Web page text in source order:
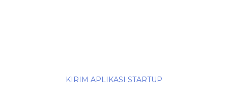
KIRIM APLIKASI STARTUP